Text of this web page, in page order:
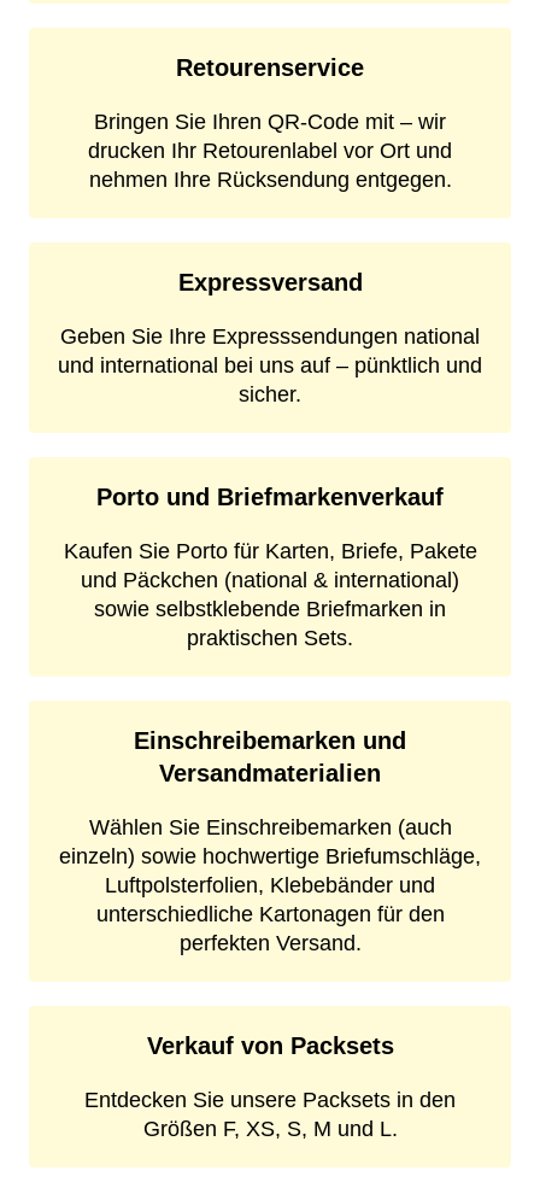
Retourenservice
Bringen Sie Ihren QR-Code mit – wir
drucken Ihr Retourenlabel vor Ort und
nehmen Ihre Rücksendung entgegen.
Expressversand
Geben Sie Ihre Expresssendungen national
und international bei uns auf – pünktlich und
sicher.
Porto und Briefmarkenverkauf
Kaufen Sie Porto für Karten, Briefe, Pakete
und Päckchen (national & international)
sowie selbstklebende Briefmarken in
praktischen Sets.
Einschreibemarken und
Versandmaterialien
Wählen Sie Einschreibemarken (auch
einzeln) sowie hochwertige Briefumschläge,
Luftpolsterfolien, Klebebänder und
unterschiedliche Kartonagen für den
perfekten Versand.
Verkauf von Packsets
Entdecken Sie unsere Packsets in den
Größen F, XS, S, M und L.